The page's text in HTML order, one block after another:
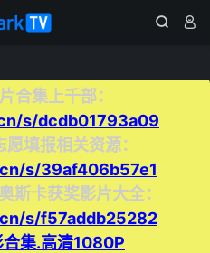
 
合集上千部：
s/dcdb01793a09
填报相关资源：
s/39af406b57e1
卡获奖影片大全：
s/f57addb25282
合集.高清1080P